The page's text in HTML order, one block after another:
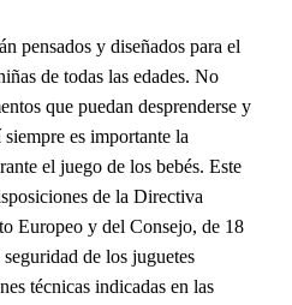
pensados y diseñados para el
de todas las edades. No
que puedan desprenderse y
es importante la
el juego de los bebés. Este
de la Directiva
Europeo y del Consejo, de 18
de los juguetes
técnicas indicadas en las